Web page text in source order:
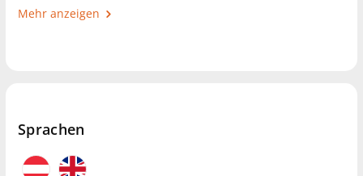
Mehr anzeigen
Sprachen